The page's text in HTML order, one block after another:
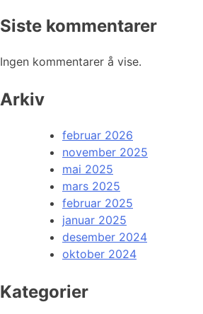
Siste kommentarer
Ingen kommentarer å vise.
Arkiv
februar 2026
november 2025
mai 2025
mars 2025
februar 2025
januar 2025
desember 2024
oktober 2024
Kategorier